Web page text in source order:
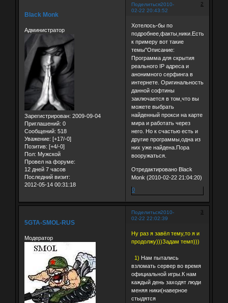
Поделиться 2
2010-
02-22 20:43:52
Black Monk
Администратор
Зарегистрирован: 2009-09-04
Приглашений: 0
Сообщений: 518
Уважение: [+17/-0]
Позитив: [+4/-0]
Пол: Мужской
Провел на форуме:
12 дней 7 часов
Последний визит:
2012-05-14 00:31:18
Хотелось-бы по
подробнее,факты,ники.Есть
к примеру вот такие
темы"Описание:
Программа для скрытия
реального IP адреса и
анонимного серфинга в
интернете. Оригинальность
данной софтины
заключается в том,что вы
можете выбрать
найденный прокси на карте
мира и работать через
него. Но к счастью есть и
другие программы,одна из
них уже найдена.Пора
вооружаться.
Отредактировано Black
Monk (2010-02-22 21:04:20)
0
Поделиться 3
2010-
02-22 22:02:39
5GTA-SMOL-RUS
Модератор
Ну раз я завёл тему,то я и
продолжу)))Задам темп)))
1) Нам пытались
взломать сервер во время
официальной игры.К нам
каждый день заходят люди
меняя ники(наверное
стыдятся